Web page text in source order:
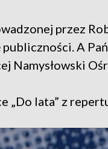
przez
publiczności. A
Namysłowski
„Do lata” z